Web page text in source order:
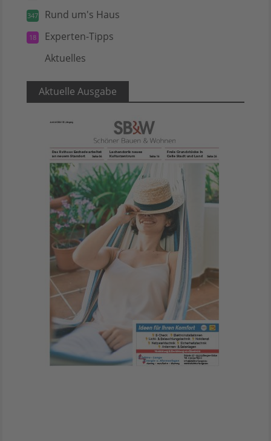
347 Rund um's Haus
18 Experten-Tipps
Aktuelles
Aktuelle Ausgabe